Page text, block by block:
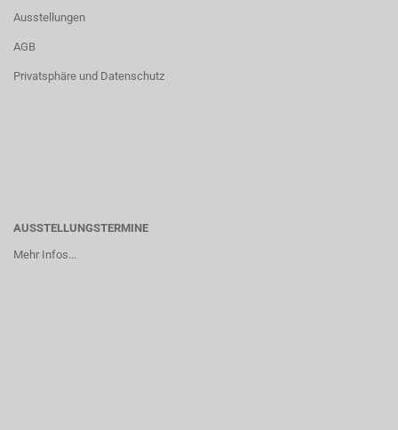
Ausstellungen
AGB
Privatsphäre und Datenschutz
AUSSTELLUNGSTERMINE
Mehr Infos...